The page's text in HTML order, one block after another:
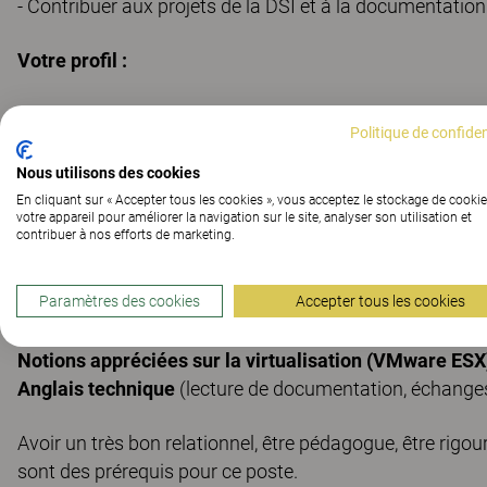
- Contribuer aux projets de la DSI et à la
Votre profil :
Formation Bac +2/ +3 en informatique
(BTS SIO
réseaux ou équivalent),
Bonnes bases surWindows/ Microsoft 365, Active
Notions appréciées sur la virtualisation (VMware
Anglais technique (lecture de documentation,
Avoir un très bon relationnel, être pédagogue, être
sont des prérequis pour ce poste.
Politique de
Nous utilisons des cookies
En cliquant sur « Accepter tous les cookies », vous acceptez le stockage de
votre appareil pour améliorer la navigation sur le site, analyser son utilisation et
contribuer à nos efforts de marketing.
Paramètres des cookies Accepter tous les cookies